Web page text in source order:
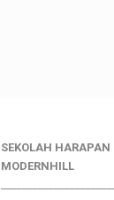
SEKOLAH
MODERNHILL